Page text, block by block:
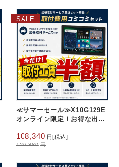
177,280
円
で
た。
は
151,540
円
す。
SALE
≪サマーセール≫X10G129E
オンライン限定！お得な出張
8GB+128GB
120,880 円
元
の
価
108,340 円
現
在
の
[税込]